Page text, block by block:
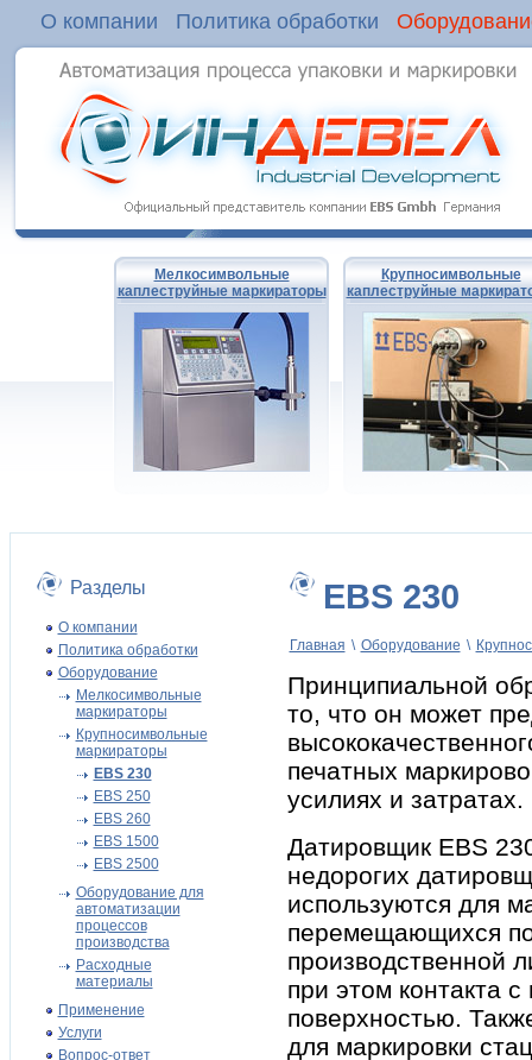
О компании Политика обработки
Мелкосимвольные
каплеструйные маркираторы
Крупносимвольные
каплеструйные
Разделы
О компании
Политика обработки
Оборудование
Мелкосимвольные
маркираторы
Крупносимвольные
маркираторы
EBS 230
EBS 250
EBS 260
EBS 1500
EBS 2500
Оборудование для
автоматизации
процессов
производства
Расходные
материалы
Применение
Услуги
Вопрос-ответ
EBS 230
Главная \ Оборудование \
Принципиальной
то, что он может
печатных
усилиях и затратах.
Датировщик EBS
недорогих
используются для
перемещающихся
производственной
при этом контакта
поверхностью.
для маркировки